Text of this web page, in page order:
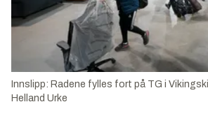
Innslipp: Radene fylles fort på TG i
Helland Urke